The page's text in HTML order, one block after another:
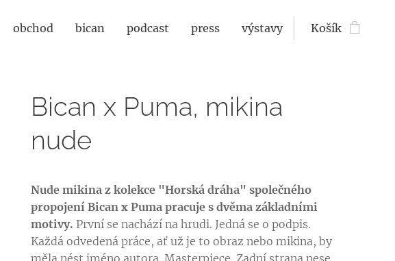
obchod bican podcast press výstavy Košík
Bican x Puma, mikina
nude
Nude mikina z kolekce "Horská dráha" společného
propojení Bican x Puma pracuje s dvěma základními
motivy. První se nachází na hrudi. Jedná se o podpis.
Každá odvedená práce, ať už je to obraz nebo mikina, by
měla nést jméno autora. Masterpiece. Zadní strana nese